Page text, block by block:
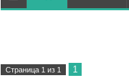
Страница 1 из 1
1